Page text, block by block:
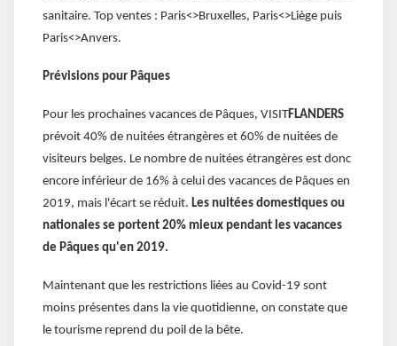
sanitaire. Top ventes : Paris<>Bruxelles, Paris<>Liège puis
Paris<>Anvers.
Prévisions pour Pâques
Pour les prochaines vacances de Pâques, VISITFLANDERS
prévoit 40% de nuitées étrangères et 60% de nuitées de
visiteurs belges. Le nombre de nuitées étrangères est donc
encore inférieur de 16% à celui des vacances de Pâques en
2019, mais l'écart se réduit. Les nuitées domestiques ou
nationales se portent 20% mieux pendant les vacances
de Pâques qu'en 2019.
Maintenant que les restrictions liées au Covid-19 sont
moins présentes dans la vie quotidienne, on constate que
le tourisme reprend du poil de la bête.